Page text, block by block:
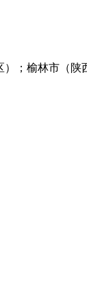
）；榆林市（陕